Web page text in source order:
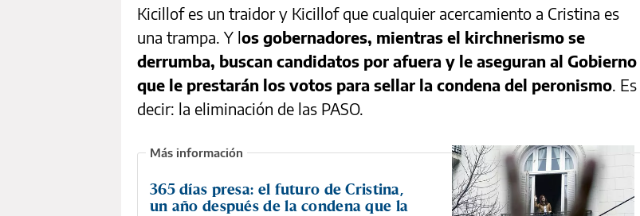
Kicillof es un traidor y Kicillof que cualquier acercamiento a Cristina es
una trampa. Y los gobernadores, mientras el kirchnerismo se
derrumba, buscan candidatos por afuera y le aseguran al Gobierno
que le prestarán los votos para sellar la condena del peronismo. Es
decir: la eliminación de las PASO.
365 días presa: el futuro de Cristina,
un año después de la condena que la